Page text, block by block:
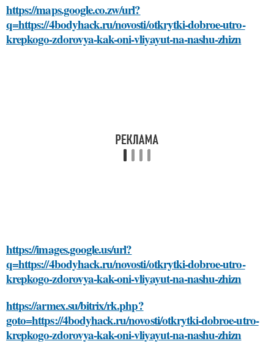
https://maps.google.co.zw/url?
q=https://4bodyhack.ru/novosti/otkrytki-dobroe-utro-
krepkogo-zdorovya-kak-oni-vliyayut-na-nashu-zhizn
https://images.google.us/url?
q=https://4bodyhack.ru/novosti/otkrytki-dobroe-utro-
krepkogo-zdorovya-kak-oni-vliyayut-na-nashu-zhizn
https://armex.su/bitrix/rk.php?
goto=https://4bodyhack.ru/novosti/otkrytki-dobroe-utro-
krepkogo-zdorovya-kak-oni-vliyayut-na-nashu-zhizn